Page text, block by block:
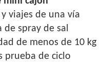
viajes de una vía
de spray de sal
de menos de 10 kg
prueba de ciclo